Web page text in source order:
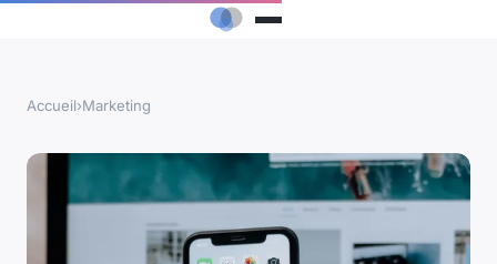
Accueil›Marketing